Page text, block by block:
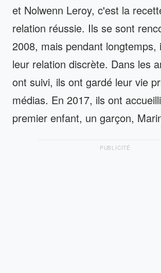
et Nolwenn Leroy, c'est la
relation réussie. Ils se sont
2008, mais pendant longtemps,
leur relation discrète. Dans les
ont suivi, ils ont gardé leur vie
médias. En 2017, ils ont
premier enfant, un garçon,
PUBLICITÉ